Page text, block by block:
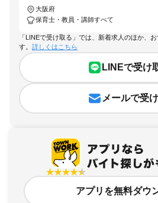
大阪府
保育士・教員・講師すべて
「LINEで受け取る」では、新着求人のほか、
す。 詳しくはこちら
LINEで受け
メールで受
アプリを無料ダウ